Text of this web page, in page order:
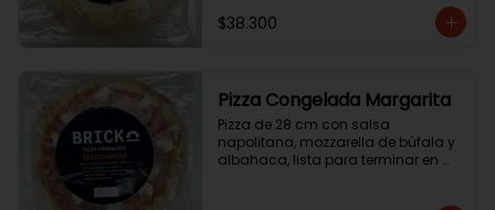
$38.300
Pizza Congelada Margarita
Pizza de 28 cm con salsa
napolitana, mozzarella de búfala y
albahaca, lista para terminar en